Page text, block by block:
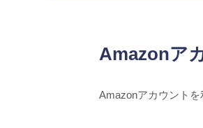
Amazonア
Amazonアカウント